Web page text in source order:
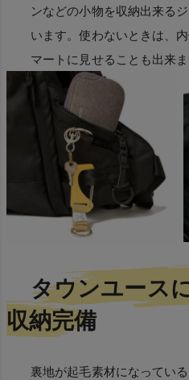
ンなどの小物を収納出来る
います。使わないときは、
マートに見せることも出来ま
タウンユース
収納完備
裏地が起毛素材になってい